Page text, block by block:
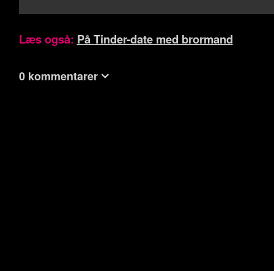
Læs også: På Tinder-date med brormand
0 kommentarer